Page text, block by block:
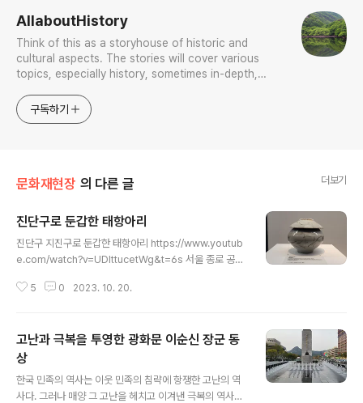
AllaboutHistory
Think of this as a storyhouse of historic and
cultural aspects. The stories will cover various
topics, especially history, sometimes in-depth,
approach will be to resist any common sense or
generalized viewpoint
구독하기
문화재현장 의 다른 글 더보기
진단구로 둔갑한 태항아리
진단구 지진구로 둔갑한 태항아리 https://www.youtub
e.com/watch?v=UDIttucetWg&t=6s 서울 종로 공평
가 나왔다. 저걸 진단구라 한다. 하지만 진단구인가? 유감
5 0 2023. 10. 20.
고난과 극복을 투영한 광화문 이순신 장군 동
상
한국 민족의 역사는 이웃 민족의 침략에 항쟁한 고난의 역
사다. 그러나 매양 그 고난을 헤치고 이겨낸 극복의 역사이